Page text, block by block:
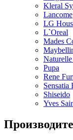
Kleral
Lancome
LG
L`Oreal
Mades
Pupa
Rene
Sensatia
Shiseido
Yves